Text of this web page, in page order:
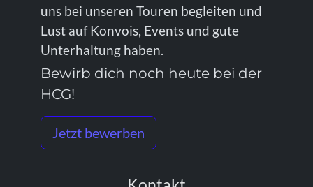
uns bei unseren Touren begleiten und
Lust auf Konvois, Events und gute
Unterhaltung haben.
Bewirb dich noch heute bei der
HCG!
Jetzt bewerben